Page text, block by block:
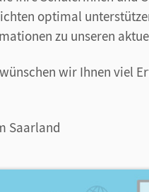
optimal
zu unseren
wir Ihnen viel
Saarland